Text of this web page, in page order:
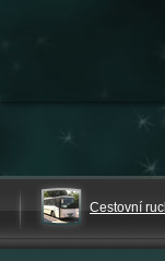
Cestovní